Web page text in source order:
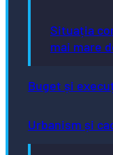
Situația
mai mare
Buget și
Urbanism și